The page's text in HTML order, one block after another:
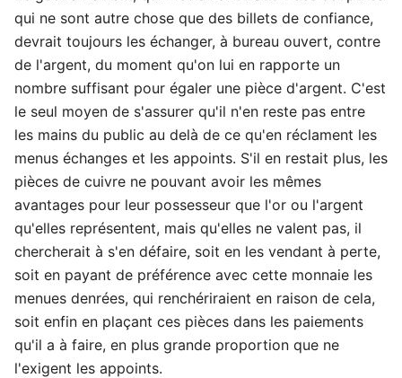
qui ne sont autre chose que des billets de confiance,
devrait toujours les échanger, à bureau ouvert, contre
de l'argent, du moment qu'on lui en rapporte un
nombre suffisant pour égaler une pièce d'argent. C'est
le seul moyen de s'assurer qu'il n'en reste pas entre
les mains du public au delà de ce qu'en réclament les
menus échanges et les appoints. S'il en restait plus, les
pièces de cuivre ne pouvant avoir les mêmes
avantages pour leur possesseur que l'or ou l'argent
qu'elles représentent, mais qu'elles ne valent pas, il
chercherait à s'en défaire, soit en les vendant à perte,
soit en payant de préférence avec cette monnaie les
menues denrées, qui renchériraient en raison de cela,
soit enfin en plaçant ces pièces dans les paiements
qu'il a à faire, en plus grande proportion que ne
l'exigent les appoints.